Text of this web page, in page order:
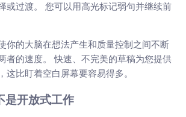
或过渡。 您可以用高光标记弱句并继续前
你的大脑在想法产生和质量控制之间不断
者的速度。 快速、不完美的草稿为您提供
这比盯着空白屏幕要容易得多。
是开放式工作